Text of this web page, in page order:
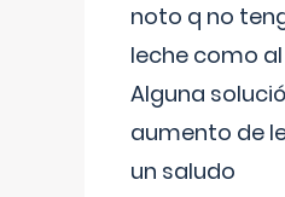
noto q no
leche como
Alguna
aumento de
un saludo